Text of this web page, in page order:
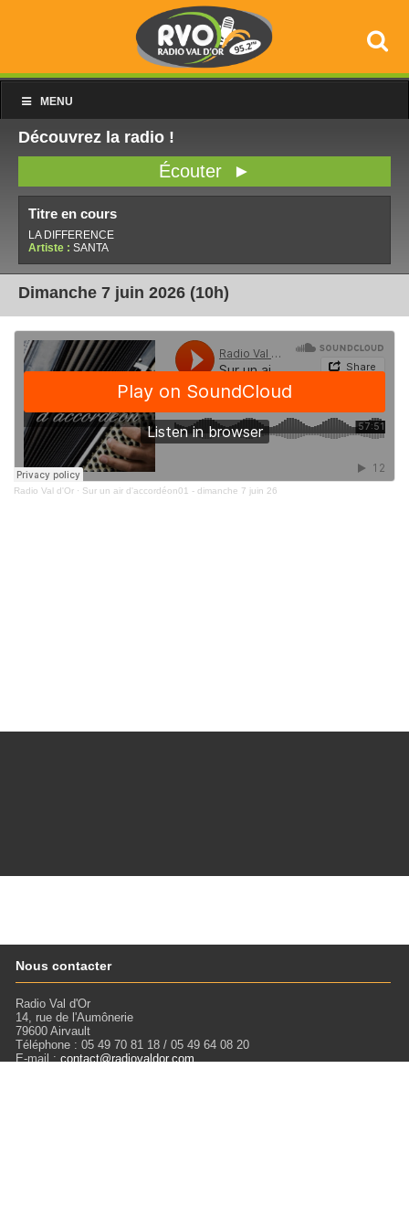
MENU
Découvrez la radio !
Écouter ►
Titre en cours
LA DIFFERENCE
Artiste : SANTA
Dimanche 7 juin 2026 (10h)
Radio Val d'Or · Sur un air d'accordéon01 - dimanche 7 juin 26
Nous contacter
Radio Val d'Or
14, rue de l'Aumônerie
79600 Airvault
Téléphone : 05 49 70 81 18 / 05 49 64 08 20
E-mail :contact@radiovaldor.com